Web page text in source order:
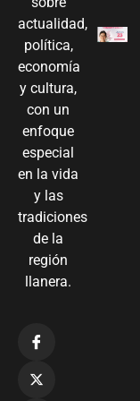
actualidad,
política,
economía
y cultura,
con un
enfoque
especial
en la vida
y las
tradiciones
de la
región
llanera.